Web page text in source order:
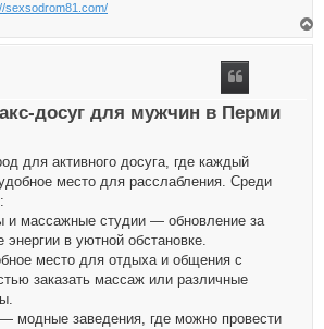
sexsodrom81.com/
досуг для мужчин в Перми
для активного досуга, где каждый
место для расслабления. Среди
и массажные студии — обновление за
в уютной обстановке.
место для отдыха и общения с
заказать массаж или различные
модные заведения, где можно провести